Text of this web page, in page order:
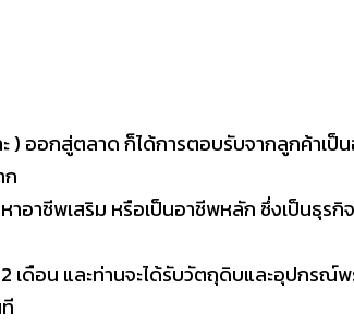
) ออกสู่ตลาด ก็ได้การตอบรับจากลูกค้าเป็
ก
อาชีพเสริม หรือเป็นอาชีพหลัก ซึ่งเป็นธุรกิ
เดือน และท่านจะได้รับวัตถุดิบและอุปกรณ์